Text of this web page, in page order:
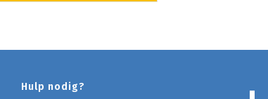
Hulp nodig?